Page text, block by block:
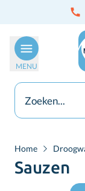
Ga naar de inhoud
MENU
Home
Sauzen